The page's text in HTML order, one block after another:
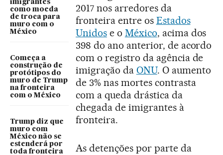
imigrantes
como moeda
de troca para
muro com o
México
Começa a
construção de
protótipos do
muro de Trump
na fronteira
com o México
Trump diz que
muro com
México não se
estenderá por
toda fronteira
2017 nos arredores da
fronteira entre os Estados
Unidose o México, acima dos
398 do ano anterior, de acordo
com o registro da agência de
imigração da ONU. O aumento
de 3% nas mortes contrasta
com a queda drástica da
chegada de imigrantes à
fronteira.
As detenções por parte da